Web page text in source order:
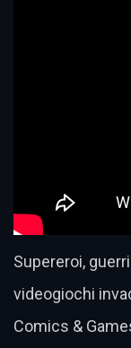
Supereroi,
videogiochi
Comics &